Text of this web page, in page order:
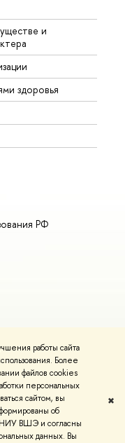
работы сайта
Более
файлов cookies
персональных
сайтом, вы
об
НИУ ВШЭ и согласны
данных. Вы
✖
и
здоровья
РФ
в НИУ ВШЭ